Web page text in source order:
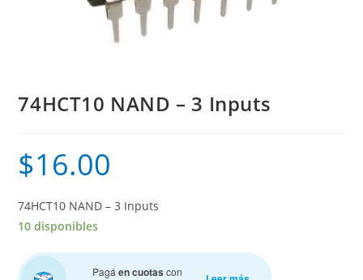
74HCT10 NAND – 3 Inputs
$16.00
74HCT10 NAND – 3 Inputs
10 disponibles
Pagáen cuotas con